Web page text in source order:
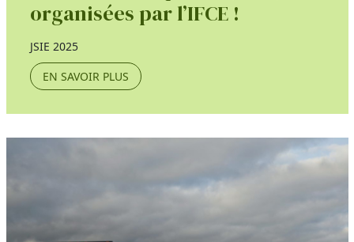
organisées par l’IFCE !
JSIE 2025
EN SAVOIR PLUS